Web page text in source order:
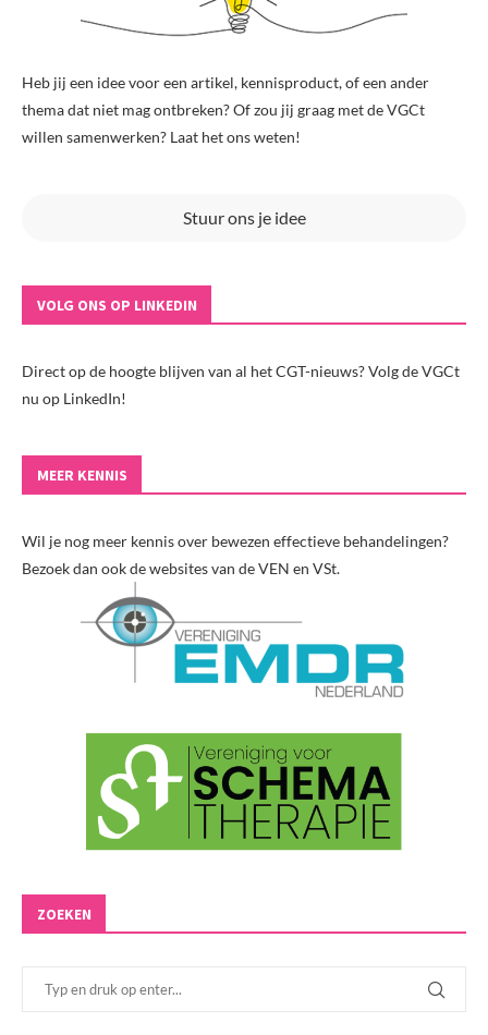
Heb jij een idee voor een artikel, kennisproduct, of een ander
thema dat niet mag ontbreken? Of zou jij graag met de VGCt
willen samenwerken? Laat het ons weten!
Stuur ons je idee
VOLG ONS OP LINKEDIN
Direct op de hoogte blijven van al het CGT-nieuws? Volg de VGCt
nu op LinkedIn!
MEER KENNIS
Wil je nog meer kennis over bewezen effectieve behandelingen?
Bezoek dan ook de websites van de VEN en VSt.
ZOEKEN